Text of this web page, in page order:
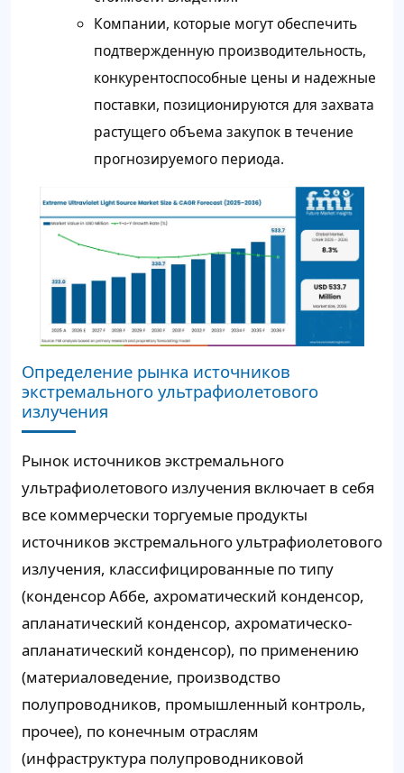
Компании, которые могут обеспечить
подтвержденную производительность,
конкурентоспособные цены и надежные
поставки, позиционируются для захвата
растущего объема закупок в течение
прогнозируемого периода.
Определение рынка источников
экстремального ультрафиолетового
излучения
Рынок источников экстремального
ультрафиолетового излучения включает в себя
все коммерчески торгуемые продукты
источников экстремального ультрафиолетового
излучения, классифицированные по типу
(конденсор Аббе, ахроматический конденсор,
апланатический конденсор, ахроматическо-
апланатический конденсор), по применению
(материаловедение, производство
полупроводников, промышленный контроль,
прочее), по конечным отраслям
(инфраструктура полупроводниковой